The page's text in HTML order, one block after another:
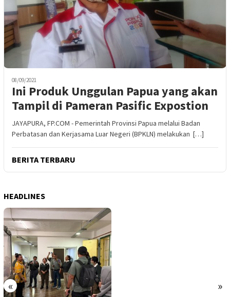
08/09/2021
Ini Produk Unggulan Papua yang akan
Tampil di Pameran Pasific Expostion
JAYAPURA, FP.COM - Pemerintah Provinsi Papua melalui Badan
Perbatasan dan Kerjasama Luar Negeri (BPKLN) melakukan […]
BERITA TERBARU
HEADLINES
« »